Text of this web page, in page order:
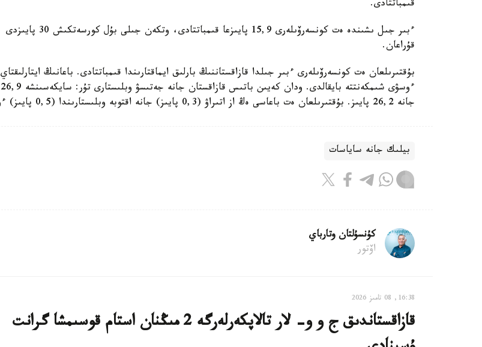
قىمباتتادى.
ءبىر جىل ىشىندە ەت كونسەرۆىلەرى 15,9 پايىزعا قىمباتتادى، وتكەن جىلى بۇل كورسەتكىش 30 پايىزدى
قۇراعان.
بۇقتىرىلعان ەت كونسەرۆىلەرى ءبىر جىلدا قازاقستاننىڭ بارلىق ايماقتارىندا قىمباتتادى. باعانىڭ ايتارلىقتاي
جانە 26,2 پايىز. بۇقتىرىلعان ەت باعاسى ەڭ از اتىراۋ (0,3 پايىز) جانە اقتوبە وبلىستارىندا (0,5 پايىز) ءوستى.
بيلىك جانە ساياسات
كۇنسۇلتان وتارباي
اۆتور
16:38, 08 تامىز 2026
قازاقستاندىق ج و و- لار تالاپكەرلەرگە 2 مىڭنان استام قوسىمشا گرانت